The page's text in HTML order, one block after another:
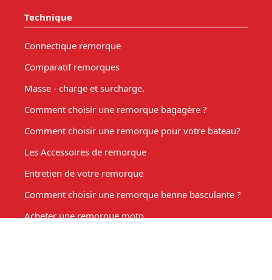
Technique
Connectique remorque
Comparatif remorques
Masse - charge et surcharge.
Comment choisir une remorque bagagère ?
Comment choisir une remorque pour votre bateau?
Les Accessoires de remorque
Entretien de votre remorque
Comment choisir une remorque benne basculante ?
Acheter une remorque moto